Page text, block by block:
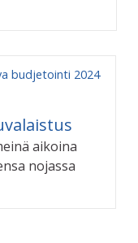
budjetointi 2024
aikoina
nojassa